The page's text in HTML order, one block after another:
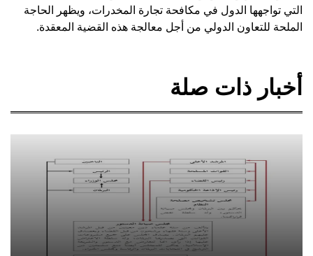
التي تواجهها الدول في مكافحة تجارة المخدرات، ويظهر الحاجة
الملحة للتعاون الدولي من أجل معالجة هذه القضية المعقدة.
أخبار ذات صلة